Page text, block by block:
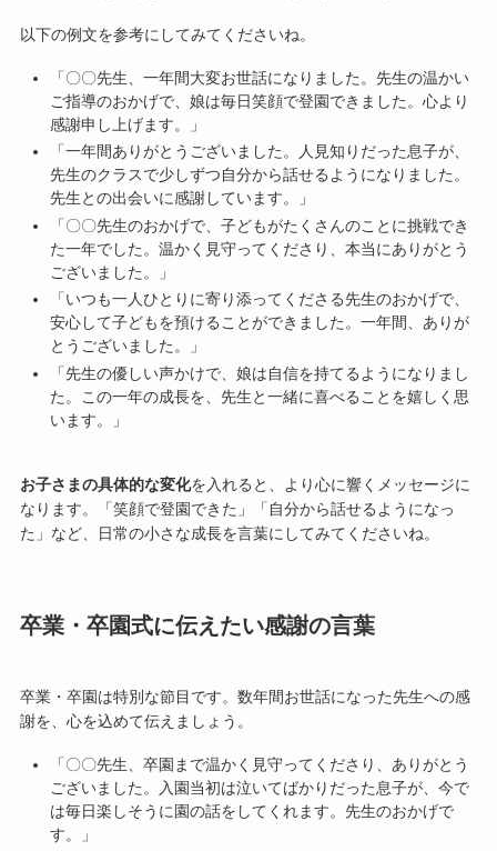
以下の例文を参考にしてみてくださいね。
「〇〇先生、一年間大変お世話になりました。先生の温かい
ご指導のおかげで、娘は毎日笑顔で登園できました。心より
感謝申し上げます。」
「一年間ありがとうございました。人見知りだった息子が、
先生のクラスで少しずつ自分から話せるようになりました。
先生との出会いに感謝しています。」
「〇〇先生のおかげで、子どもがたくさんのことに挑戦でき
た一年でした。温かく見守ってくださり、本当にありがとう
ございました。」
「いつも一人ひとりに寄り添ってくださる先生のおかげで、
安心して子どもを預けることができました。一年間、ありが
とうございました。」
「先生の優しい声かけで、娘は自信を持てるようになりまし
た。この一年の成長を、先生と一緒に喜べることを嬉しく思
います。」
お子さまの具体的な変化を入れると、より心に響くメッセージに
なります。「笑顔で登園できた」「自分から話せるようになっ
た」など、日常の小さな成長を言葉にしてみてくださいね。
卒業・卒園式に伝えたい感謝の言葉
卒業・卒園は特別な節目です。数年間お世話になった先生への感
謝を、心を込めて伝えましょう。
「〇〇先生、卒園まで温かく見守ってくださり、ありがとう
ございました。入園当初は泣いてばかりだった息子が、今で
は毎日楽しそうに園の話をしてくれます。先生のおかげで
す。」